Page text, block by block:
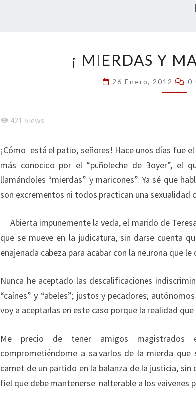
Y
!
¡ MIERDAS Y
26 Enero, 2012 0
421 views
¡Cómo está el patio, señores! Hace unos días fue
más conocido por el “puñoleche de Boyer”, el
llamándoles “mierdas” y maricones”. Ya sé que
son excrementos ni todos practican una sexualidad
Abierta impunemente la veda, el marido de
que se mueve en la judicatura, sin darse cuenta
enajenada cabeza para acabar con la neurona que
Nunca he aceptado las descalificaciones
“caínes” y “abeles”; justos y pecadores;
voy a aceptarlas en este caso porque la realidad
Me precio de tener amigos
comprometiéndome a salvarlos de la mierda
carnet de un partido en la balanza de la justicia,
fiel que debe mantenerse inalterable a los vaivenes